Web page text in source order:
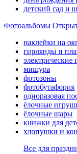
детский сад и
Фотоальбомы
наклейки на
гирлянды и
электрические
мишура
фотозоны
фотобутафория
одноразовая
ёлочные
ёлочные шары
книжки для
хлопушки и
Все для